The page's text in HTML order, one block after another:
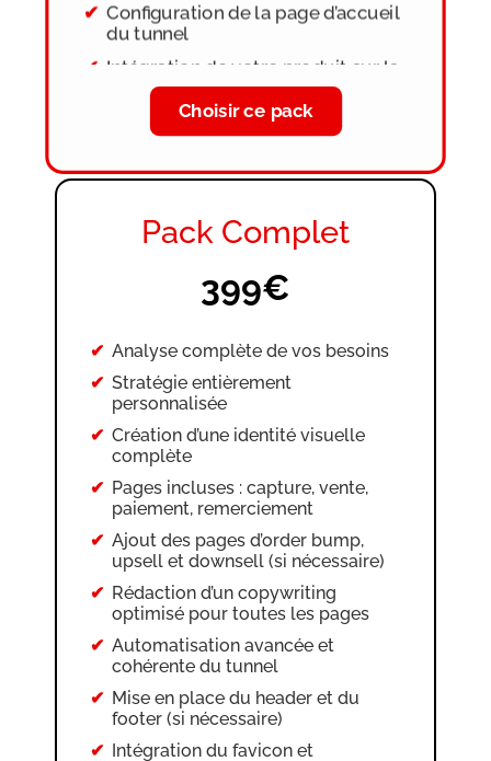
Configuration de la page d’accueil
du tunnel
Intégration de votre produit sur la
page de vente
Ajout du favicon
validation finale
Choisir ce pack
Pack Complet
399€
Analyse complète de vos besoins
Stratégie entièrement
personnalisée
Création d’une identité visuelle
complète
Pages incluses : capture, vente,
paiement, remerciement
Ajout des pages d’order bump,
upsell et downsell (si nécessaire)
Rédaction d’un copywriting
optimisé pour toutes les pages
Automatisation avancée et
cohérente du tunnel
Mise en place du header et du
footer (si nécessaire)
Intégration du favicon et